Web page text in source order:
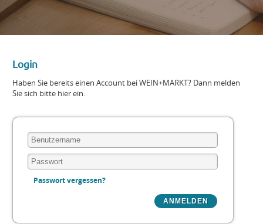
Login
Haben Sie bereits einen Account bei WEIN+MARKT? Dann melden
Sie sich bitte hier ein.
Passwort vergessen?